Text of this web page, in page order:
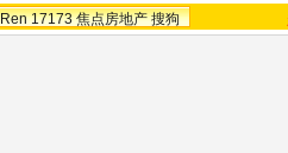
17173 焦点房地产 搜狗